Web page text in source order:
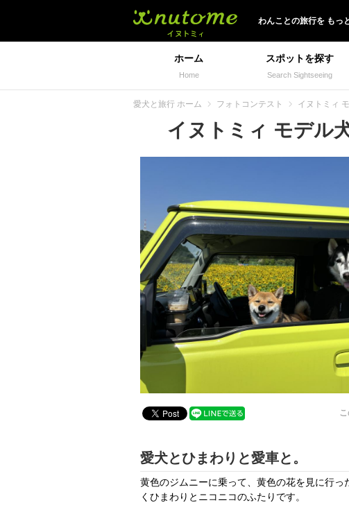
わんことの旅行を もっ
ホーム
Home
スポットを探す
Search Sightseeing
愛犬と旅行 ホーム フォトコンテスト イヌトミィ
イヌトミィ モデル
愛犬とひまわりと愛車と。
黄色のジムニーに乗って、黄色の花を見に行っ
くひまわりとニコニコのふたりです。